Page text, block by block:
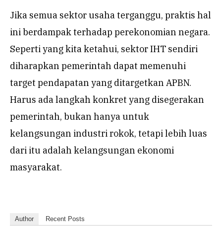
Jika semua sektor usaha terganggu, praktis hal
ini berdampak terhadap perekonomian negara.
Seperti yang kita ketahui, sektor IHT sendiri
diharapkan pemerintah dapat memenuhi
target pendapatan yang ditargetkan APBN.
Harus ada langkah konkret yang disegerakan
pemerintah, bukan hanya untuk
kelangsungan industri rokok, tetapi lebih luas
dari itu adalah kelangsungan ekonomi
masyarakat.
Author Recent Posts